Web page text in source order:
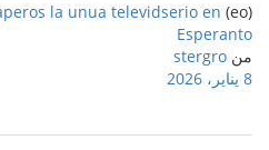
(eo)
la unua televidserio en
Esperanto
من stergro
8 يناير، 2026